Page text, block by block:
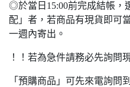
◎於當日15:00前完成結帳，
配」者，若商品有現貨即可
一週內寄出。
！！若為急件請務必先詢問
「預購商品」可先來電詢問